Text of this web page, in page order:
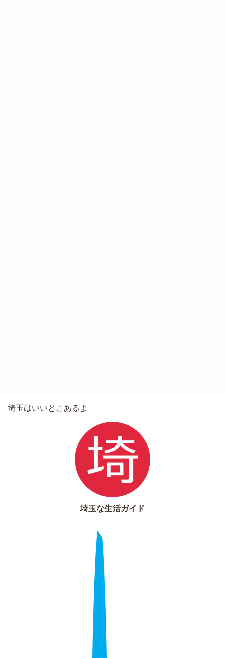
埼玉はいいとこあるよ
埼玉な生活ガイド